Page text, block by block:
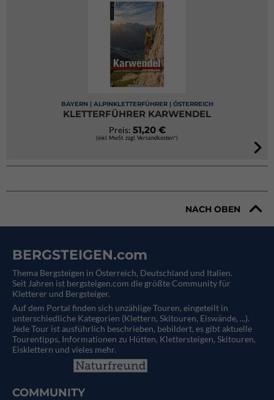
BAYERN | ALPINKLETTERFÜHRER | ÖSTERREICH
KLETTERFÜHRER KARWENDEL
Preis: 51,20 €
(inkl. MwSt. zzgl. Versandkosten*)
NACH OBEN
BERGSTEIGEN.com
Thema Bergsteigen in Österreich, Deutschland und Italien.
Seit Jahren ist bergsteigen.com die größte Community für
Kletterer und Bergsteiger.
Auf dem Portal finden sich unzählige Touren, eingeteilt in
unterschiedliche Kategorien (Klettern, Skitouren, Eiswände, ...).
Jede Tour ist ausführlich beschrieben, bebildert, es gibt aktuelle
Tourentipps, Informationen zu Hütten, Klettersteigen, Skitouren,
Eisklettern und vieles mehr.
COMMUNITY